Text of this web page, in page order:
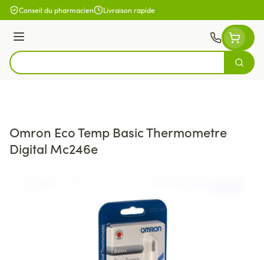
Aller au contenu
Conseil du pharmacien Livraison rapide
Menu
Rechercher
Omron Eco Temp Basic Thermometre
Digital Mc246e